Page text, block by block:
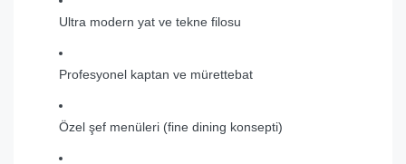
Ultra modern yat ve tekne filosu
Profesyonel kaptan ve mürettebat
Özel şef menüleri (fine dining konsepti)